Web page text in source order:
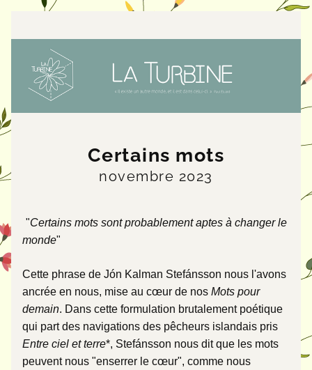
Certains mots
novembre 2023
"Certains mots sont probablement aptes à changer le
monde"
Cette phrase de Jón Kalman Stefánsson nous l'avons
ancrée en nous, mise au cœur de nos Mots pour
demain. Dans cette formulation brutalement poétique
Entre ciel et terre*, Stefánsson nous dit que les mots
peuvent nous "enserrer le cœur", comme nous